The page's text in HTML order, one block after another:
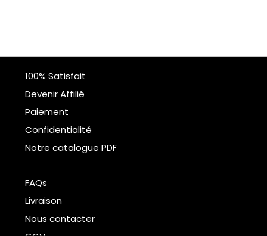
100% Satisfait
Devenir Affilié
Paiement
Confidentialité
Notre catalogue PDF
FAQs
Livraison
Nous contacter